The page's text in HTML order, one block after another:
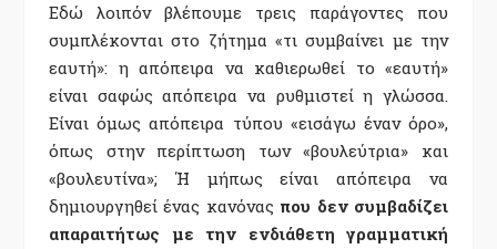
Εδώ λοιπόν βλέπουμε τρεις παράγοντες που
συμπλέκονται στο ζήτημα «τι συμβαίνει με την
εαυτή»: η απόπειρα να καθιερωθεί το «εαυτή»
είναι σαφώς απόπειρα να ρυθμιστεί η γλώσσα.
Είναι όμως απόπειρα τύπου «εισάγω έναν όρο»,
όπως στην περίπτωση των «βουλεύτρια» και
«βουλευτίνα»; Ή μήπως είναι απόπειρα να
δημιουργηθεί ένας κανόνας που δεν συμβαδίζει
απαραιτήτως με την ενδιάθετη γραμματική